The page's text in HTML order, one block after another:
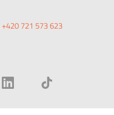
+420 721 573 623